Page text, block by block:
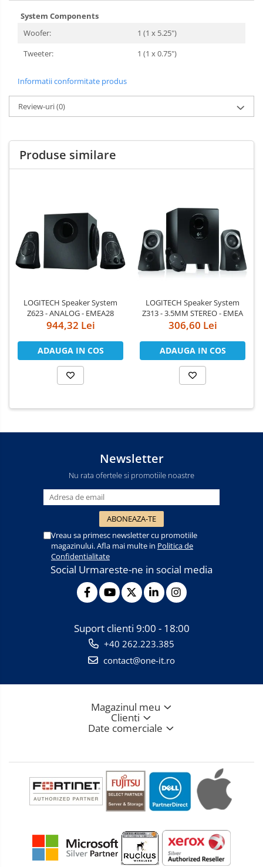
System Components
Woofer:
1 (1 x 5.25")
Tweeter:
1 (1 x 0.75")
Informatii conformitate produs
Review-uri(0)
Produse similare
LOGITECH Speaker System
Z623 - ANALOG - EMEA28
944,32 Lei
ADAUGA IN COS
LOGITECH Speaker System
Z313 - 3.5MM STEREO - EMEA
306,60 Lei
ADAUGA IN COS
Newsletter
Nu rata ofertele si promotiile noastre
Vreau sa primesc newsletter cu promotiile
magazinului. Afla mai multe in Politica de
Confidentialitate
Social Urmareste-ne in social media
Suport clienti 9:00 - 18:00
+40 262.223.385
contact@one-it.ro
Magazinul meu
Clienti
Date comerciale